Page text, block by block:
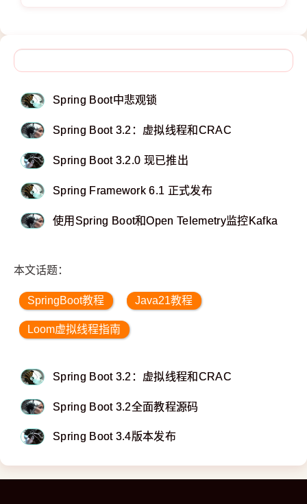
Spring Boot中悲观锁
Spring Boot 3.2：虚拟线程和CRAC
Spring Boot 3.2.0 现已推出
Spring Framework 6.1 正式发布
使用Spring Boot和Open Telemetry监控Kafka
本文话题：
SpringBoot教程 Java21教程
Loom虚拟线程指南
Spring Boot 3.2：虚拟线程和CRAC
Spring Boot 3.2全面教程源码
Spring Boot 3.4版本发布